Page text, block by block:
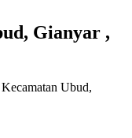
Gianyar ,
Ubud,